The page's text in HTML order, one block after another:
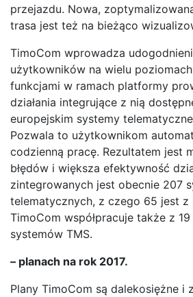
przejazdu. Nowa,
trasa jest też na bieżąco
TimoCom wprowadza
użytkowników na wielu
funkcjami w ramach platformy
działania integrujące z nią
europejskim systemy
Pozwala to użytkownikom
codzienną pracę. Rezultatem jest
błędów i większa efektywność
zintegrowanych jest obecnie 207
telematycznych, z czego 65 jest z
TimoCom współpracuje także z
systemów TMS.
– planach na rok 2017.
Plany TimoCom są dalekosiężne i